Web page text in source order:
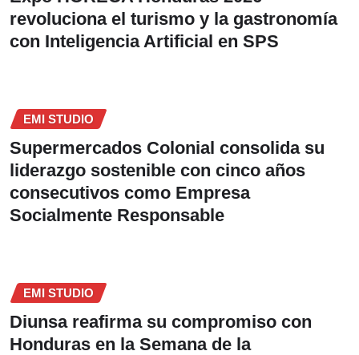
revoluciona el turismo y la gastronomía
con Inteligencia Artificial en SPS
EMI STUDIO
Supermercados Colonial consolida su
liderazgo sostenible con cinco años
consecutivos como Empresa
Socialmente Responsable
EMI STUDIO
Diunsa reafirma su compromiso con
Honduras en la Semana de la